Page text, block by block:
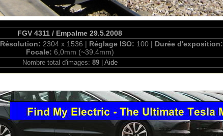
FGV 4311 / Empalme 29.5.2008
Résolution: 2304 x 1536 | Réglage ISO: 100 | Durée d'exposition:
Focale: 6,0mm (~39.4mm)
Nombre total d'images: 89| Aide